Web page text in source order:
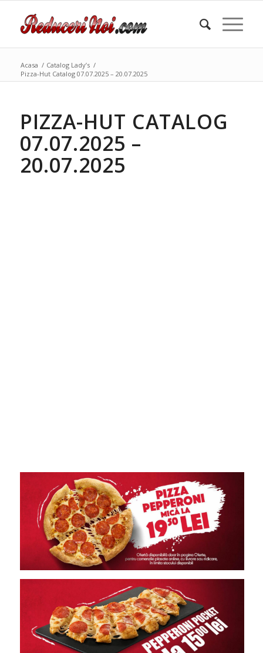
Acasa / Catalog Lady’s /
Pizza-Hut Catalog 07.07.2025 – 20.07.2025
PIZZA-HUT CATALOG
07.07.2025 –
20.07.2025